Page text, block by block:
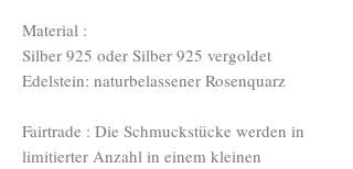
Material :
Silber 925 oder Silber 925 vergoldet
Edelstein: naturbelassener Rosenquarz
Fairtrade : Die Schmuckstücke werden in
limitierter Anzahl in einem kleinen